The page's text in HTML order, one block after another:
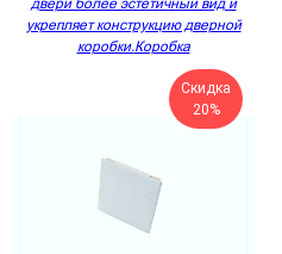
укрепляет конструкцию дверной
коробки.Коробка
Скидка
20%